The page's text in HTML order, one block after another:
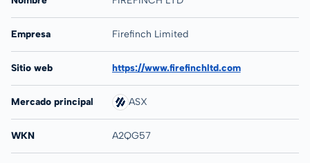
Empresa Firefinch Limited
Sitio web https://www.firefinchltd.com
Mercado principal ASX
WKN A2QG57